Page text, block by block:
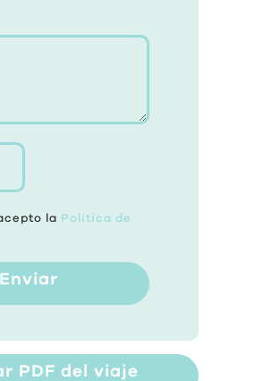
la Política de
Enviar
PDF del viaje